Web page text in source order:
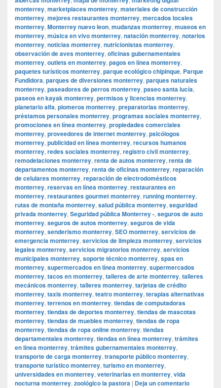
monterrey, marketplaces monterrey, materiales de construcción
monterrey, mejores restaurantes monterrey, mercados locales
monterrey, Monterrey nuevo leon, mudanzas monterrey, museos en
monterrey, música en vivo monterrey, natación monterrey, notarios
monterrey, noticias monterrey, nutricionistas monterrey,
observación de aves monterrey, oficinas gubernamentales
monterrey, outlets en monterrey, pagos en línea monterrey,
paquetes turísticos monterrey, parque ecológico chipinque, Parque
Fundidora, parques de diversiones monterrey, parques naturales
monterrey, paseadores de perros monterrey, paseo santa lucía,
paseos en kayak monterrey, permisos y licencias monterrey,
planetario alfa, plomeros monterrey, preparatorias monterrey,
préstamos personales monterrey, programas sociales monterrey,
promociones en línea monterrey, propiedades comerciales
monterrey, proveedores de internet monterrey, psicólogos
monterrey, publicidad en línea monterrey, recursos humanos
monterrey, redes sociales monterrey, registro civil monterrey,
remodelaciones monterrey, renta de autos monterrey, renta de
departamentos monterrey, renta de oficinas monterrey, reparación
de celulares monterrey, reparación de electrodomésticos
monterrey, reservas en línea monterrey, restaurantes en
monterrey, restaurantes gourmet monterrey, running monterrey,
rutas de montaña monterrey, salud pública monterrey, seguridad
privada monterrey, Seguridad pública Monterrey -, seguros de auto
monterrey, seguros de autos monterrey, seguros de vida
monterrey, senderismo monterrey, SEO monterrey, servicios de
emergencia monterrey, servicios de limpieza monterrey, servicios
legales monterrey, servicios migratorios monterrey, servicios
municipales monterrey, soporte técnico monterrey, spas en
monterrey, supermercados en línea monterrey, supermercados
monterrey, tacos en monterrey, talleres de arte monterrey, talleres
mecánicos monterrey, talleres monterrey, tarjetas de crédito
monterrey, taxis monterrey, teatro monterrey, terapias alternativas
monterrey, terrenos en monterrey, tiendas de computadoras
monterrey, tiendas de deportes monterrey, tiendas de mascotas
monterrey, tiendas de muebles monterrey, tiendas de ropa
monterrey, tiendas de ropa online monterrey, tiendas
departamentales monterrey, tiendas en línea monterrey, trámites
en línea monterrey, trámites gubernamentales monterrey,
transporte de carga monterrey, transporte público monterrey,
transporte turístico monterrey, turismo en monterrey,
universidades en monterrey, veterinarias en monterrey, vida
nocturna monterrey, zoológico la pastora | Deja un comentario